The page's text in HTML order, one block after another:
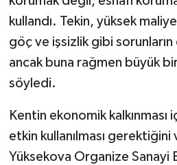
kullandı. Tekin, yüksek
göç ve işsizlik gibi sorunların
ancak buna rağmen büyük
söyledi.
Kentin ekonomik kalkınması
etkin kullanılması gerektiğini
Yüksekova Organize Sanayi